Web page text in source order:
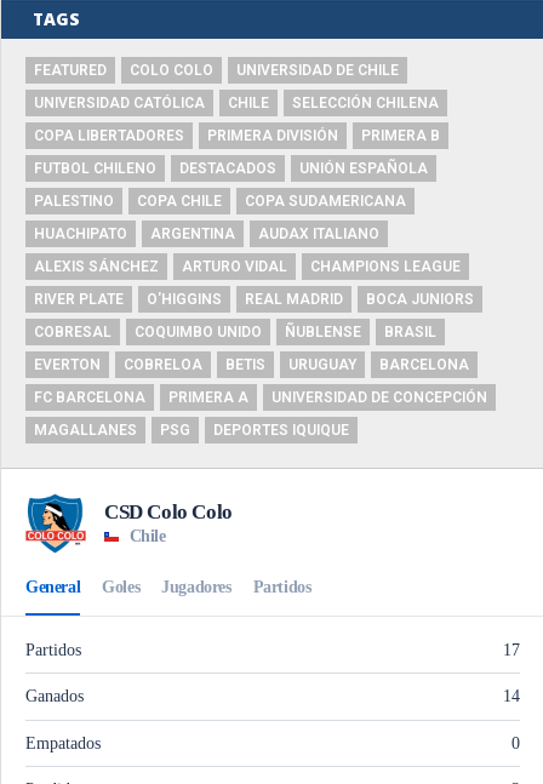
TAGS
FEATURED COLO COLO
UNIVERSIDAD DE CHILE
UNIVERSIDAD CATÓLICA
CHILE
SELECCIÓN CHILENA
COPA LIBERTADORES
PRIMERA DIVISIÓN
PRIMERA B
FUTBOL CHILENO
DESTACADOS
UNIÓN ESPAÑOLA
PALESTINO
COPA CHILE
COPA SUDAMERICANA
HUACHIPATO
ARGENTINA
AUDAX ITALIANO
ALEXIS SÁNCHEZ
ARTURO VIDAL
CHAMPIONS LEAGUE
RIVER PLATE
O'HIGGINS REAL MADRID
BOCA JUNIORS
COBRESAL
COQUIMBO UNIDO ÑUBLENSE
BRASIL
EVERTON
COBRELOA BETIS URUGUAY
BARCELONA
FC BARCELONA
PRIMERA A
UNIVERSIDAD DE CONCEPCIÓN
MAGALLANES
PSG DEPORTES IQUIQUE